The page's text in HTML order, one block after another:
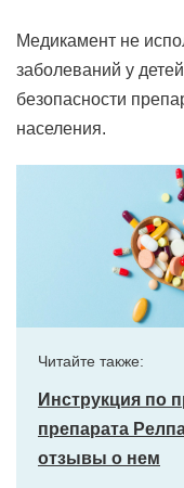
Медикамент не
заболеваний у
безопасности
населения.
Читайте также:
Инструкция по
препарата
отзывы о нем